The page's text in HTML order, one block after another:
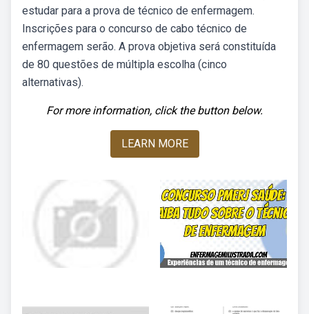
estudar para a prova de técnico de enfermagem.
Inscrições para o concurso de cabo técnico de
enfermagem serão. A prova objetiva será constituída
de 80 questões de múltipla escolha (cinco
alternativas).
For more information, click the button below.
LEARN MORE